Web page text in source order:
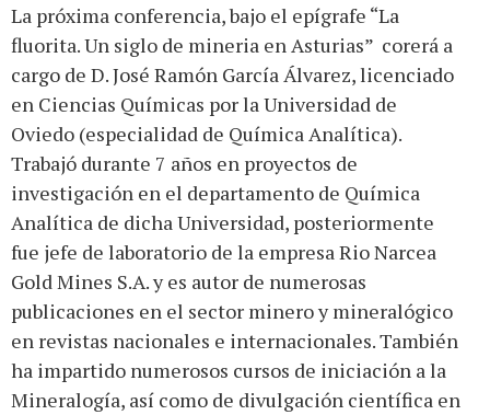
La próxima conferencia, bajo el epígrafe “La
fluorita. Un siglo de mineria en Asturias” corerá a
cargo de D. José Ramón García Álvarez, licenciado
en Ciencias Químicas por la Universidad de
Oviedo (especialidad de Química Analítica).
Trabajó durante 7 años en proyectos de
investigación en el departamento de Química
Analítica de dicha Universidad, posteriormente
fue jefe de laboratorio de la empresa Rio Narcea
Gold Mines S.A. y es autor de numerosas
publicaciones en el sector minero y mineralógico
en revistas nacionales e internacionales. También
ha impartido numerosos cursos de iniciación a la
Mineralogía, así como de divulgación científica en